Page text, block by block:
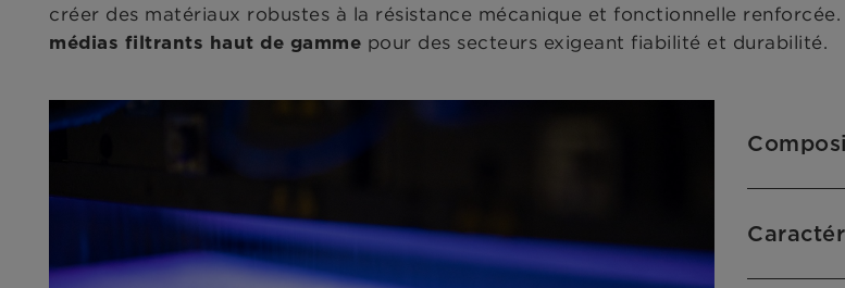
créer des matériaux robustes à la résistance mécanique et fonctionnelle
médias filtrants haut de gamme pour des secteurs exigeant fiabilité et durabilité.